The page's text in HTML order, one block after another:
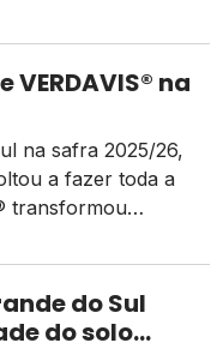
na
na safra 2025/26,
a fazer toda a
transformou
do Sul
do solo